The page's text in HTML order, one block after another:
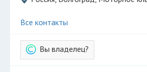
Все контакты
Вы владелец?